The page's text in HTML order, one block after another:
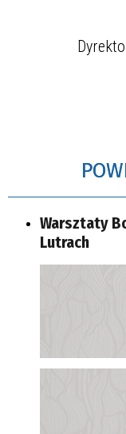
Warsztaty
Lutrach